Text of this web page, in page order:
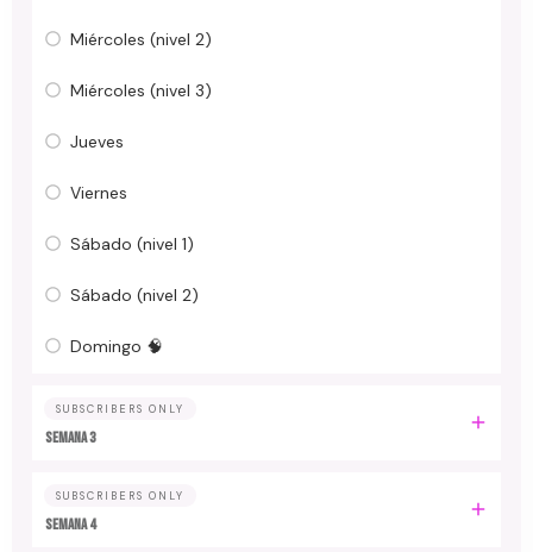
Miércoles (nivel 2)
Miércoles (nivel 3)
Jueves
Viernes
Sábado (nivel 1)
Sábado (nivel 2)
Domingo 🧠
SUBSCRIBERS ONLY
Semana 3
SUBSCRIBERS ONLY
Semana 4